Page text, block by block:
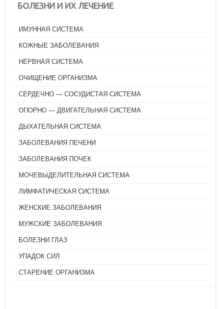
БОЛЕЗНИ И ИХ ЛЕЧЕНИЕ
ИМУННАЯ СИСТЕМА
КОЖНЫЕ ЗАБОЛЕВАНИЯ
НЕРВНАЯ СИСТЕМА
ОЧИЩЕНИЕ ОРГАНИЗМА
СЕРДЕЧНО — СОСУДИСТАЯ СИСТЕМА
ОПОРНО — ДВИГАТЕЛЬНАЯ СИСТЕМА
ДЫХАТЕЛЬНАЯ СИСТЕМА
ЗАБОЛЕВАНИЯ ПЕЧЕНИ
ЗАБОЛЕВАНИЯ ПОЧЕК
МОЧЕВЫДЕЛИТЕЛЬНАЯ СИСТЕМА
ЛИМФАТИЧЕСКАЯ СИСТЕМА
ЖЕНСКИЕ ЗАБОЛЕВАНИЯ
МУЖСКИЕ ЗАБОЛЕВАНИЯ
БОЛЕЗНИ ГЛАЗ
УПАДОК СИЛ
СТАРЕНИЕ ОРГАНИЗМА